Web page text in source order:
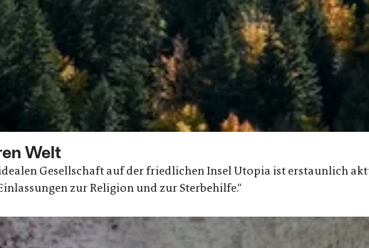
Welt
Gesellschaft auf der friedlichen Insel Utopia ist erstaunlich
zur Religion und zur Sterbehilfe.“